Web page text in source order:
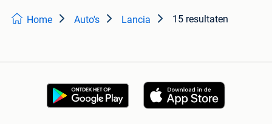
Home Auto's Lancia 15 resultaten